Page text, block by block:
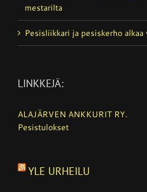
mestarilta
Pesisliikkari ja pesiskerho
LINKKEJÄ:
ALAJÄRVEN ANKKURIT RY.
Pesistulokset
YLE URHEILU